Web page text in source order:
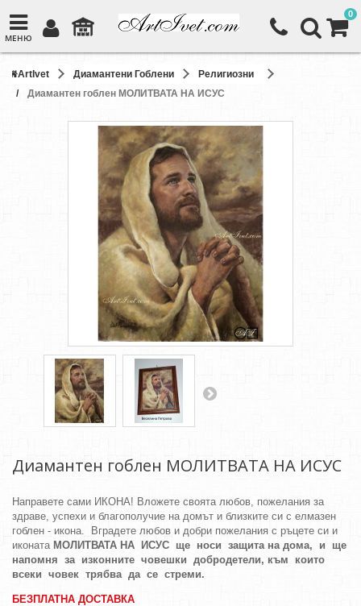
МЕНЮ
0
ArtIvet Диамантени Гоблени
Религиозни
Диамантен гоблен МОЛИТВАТА НА ИСУС
Диамантен гоблен МОЛИТВАТА НА ИСУС
Направете сами ИКОНА! Вложете своята любов, пожелания за
здраве, успехи и благополучие на домът и близките си с елмазен
гоблен - икона. Вградете любов и добри пожелания с ръцете си и
иконата МОЛИТВАТА НА ИСУС ще носи защита на дома, и ще
напомня за изконните човешки добродетели, към които
всеки човек трябва да се стреми.
БЕЗПЛАТНА ДОСТАВКА